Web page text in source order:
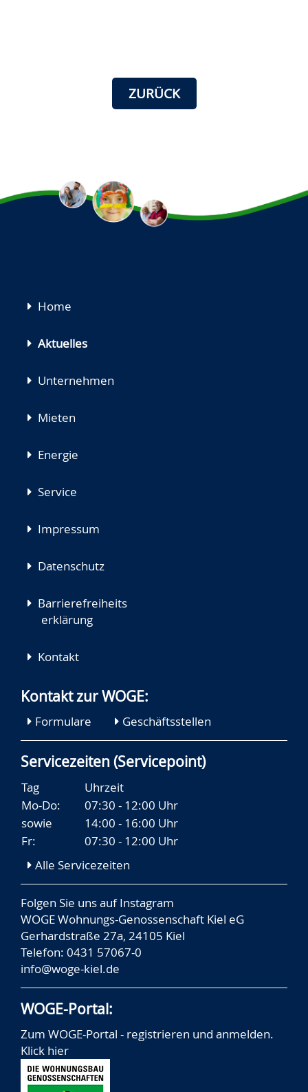
ZURÜCK
Navigation
Home
Aktuelles
Unternehmen
Mieten
Energie
Service
Impressum
Datenschutz
Barrierefreiheits
erklärung
Kontakt
Kontakt zur WOGE:
Formulare Geschäftsstellen
Servicezeiten (Servicepoint)
Tag
Uhrzeit
Mo-Do:
07:30 - 12:00 Uhr
sowie
14:00 - 16:00 Uhr
Fr:
07:30 - 12:00 Uhr
Alle Servicezeiten
Folgen Sie uns aufInstagram
WOGE Wohnungs-Genossenschaft Kiel eG
Gerhardstraße 27a, 24105 Kiel
Telefon: 0431 57067-0
info@woge-kiel.de
WOGE-Portal:
Zum WOGE-Portal - registrieren und anmelden.
Klick hier